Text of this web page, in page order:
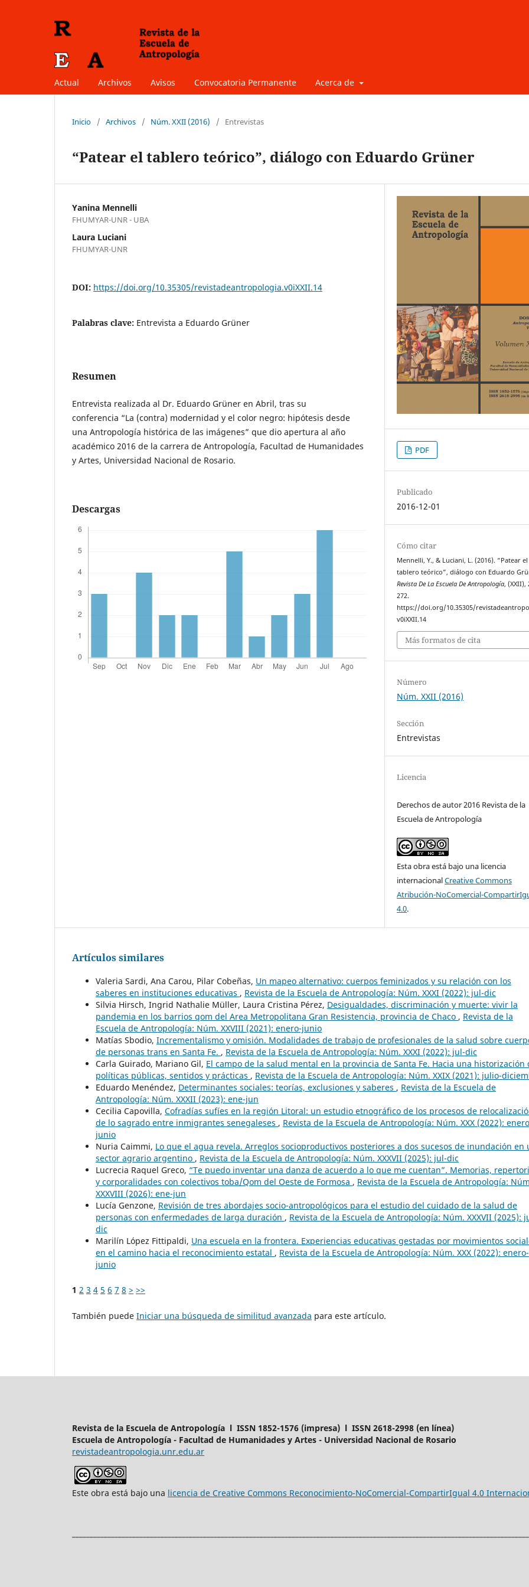
Actual Archivos Avisos Convocatoria Permanente Acerca de
Inicio / Archivos / Núm. XXII (2016) / Entrevistas
“Patear el tablero teórico”, diálogo con Eduardo Grüner
Yanina Mennelli
FHUMYAR-UNR - UBA
Laura Luciani
FHUMYAR-UNR
DOI: https://doi.org/10.35305/revistadeantropologia.v0iXXII.14
Palabras clave: Entrevista a Eduardo Grüner
Resumen
Entrevista realizada al Dr. Eduardo Grüner en Abril, tras su
conferencia “La (contra) modernidad y el color negro: hipótesis desde
una Antropología histórica de las imágenes” que dio apertura al año
académico 2016 de la carrera de Antropología, Facultad de Humanidades
y Artes, Universidad Nacional de Rosario.
Descargas
PDF
Publicado
2016-12-01
Cómo citar
Mennelli, Y., & Luciani, L. (2016). “Patear el
tablero teórico”, diálogo con Eduardo
Revista De La Escuela De Antropología, (XXII),
272.
https://doi.org/10.35305/
v0iXXII.14
Más formatos de cita
Número
Núm. XXII (2016)
Sección
Entrevistas
Licencia
Derechos de autor 2016 Revista de la
Escuela de Antropología
Esta obra está bajo una licencia
internacionalCreative Commons
Atribución-NoComercial-
4.0.
Artículos similares
Valeria Sardi, Ana Carou, Pilar Cobeñas, Un mapeo alternativo: cuerpos feminizados y su relación con los
saberes en instituciones educativas , Revista de la Escuela de Antropología: Núm. XXXI (2022): jul-dic
Silvia Hirsch, Ingrid Nathalie Müller, Laura Cristina Pérez, Desigualdades, discriminación y muerte: vivir la
pandemia en los barrios qom del Area Metropolitana Gran Resistencia, provincia de Chaco , Revista de la
Escuela de Antropología: Núm. XXVIII (2021): enero-junio
Matías Sbodio, Incrementalismo y omisión. Modalidades de trabajo de profesionales de la salud sobre
de personas trans en Santa Fe. , Revista de la Escuela de Antropología: Núm. XXXI (2022): jul-dic
Carla Guirado, Mariano Gil, El campo de la salud mental en la provincia de Santa Fe. Hacia una historización
políticas públicas, sentidos y prácticas , Revista de la Escuela de Antropología: Núm. XXIX (2021): julio-
Eduardo Menéndez, Determinantes sociales: teorías, exclusiones y saberes , Revista de la Escuela de
Antropología: Núm. XXXII (2023): ene-jun
Cecilia Capovilla, Cofradías sufíes en la región Litoral: un estudio etnográfico de los procesos de
de lo sagrado entre inmigrantes senegaleses , Revista de la Escuela de Antropología: Núm. XXX (2022):
junio
Nuria Caimmi, Lo que el agua revela. Arreglos socioproductivos posteriores a dos sucesos de inundación en
sector agrario argentino , Revista de la Escuela de Antropología: Núm. XXXVII (2025): jul-dic
Lucrecia Raquel Greco, “Te puedo inventar una danza de acuerdo a lo que me cuentan”. Memorias,
y corporalidades con colectivos toba/Qom del Oeste de Formosa , Revista de la Escuela de Antropología:
XXXVIII (2026): ene-jun
Lucía Genzone, Revisión de tres abordajes socio-antropológicos para el estudio del cuidado de la salud de
personas con enfermedades de larga duración , Revista de la Escuela de Antropología: Núm. XXXVII (2025):
dic
Marilín López Fittipaldi, Una escuela en la frontera. Experiencias educativas gestadas por movimientos
en el camino hacia el reconocimiento estatal , Revista de la Escuela de Antropología: Núm. XXX (2022): enero-
junio
1 2 3 4 5 6 7 8 > >>
También puede Iniciar una búsqueda de similitud avanzada para este artículo.
Revista de la Escuela de Antropología l ISSN 1852-1576 (impresa) l ISSN 2618-2998 (en línea)
Escuela de Antropología - Facultad de Humanidades y Artes - Universidad Nacional de Rosario
revistadeantropologia.unr.edu.ar
Este obra está bajo una licencia de Creative Commons Reconocimiento-NoComercial-CompartirIgual 4.0